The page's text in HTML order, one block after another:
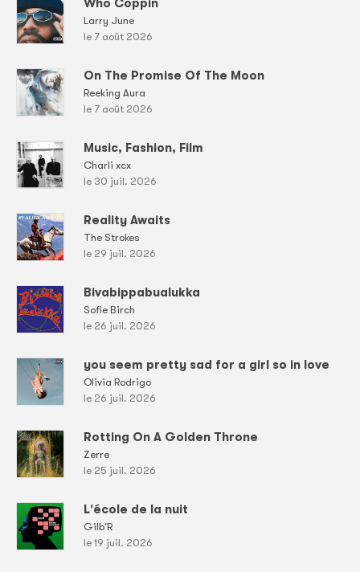
Who Coppin
Larry June
le 7 août 2026
On The Promise Of The Moon
Reeking Aura
le 7 août 2026
Music, Fashion, Film
Charli xcx
le 30 juil. 2026
Reality Awaits
The Strokes
le 29 juil. 2026
Bivabippabualukka
Sofie Birch
le 26 juil. 2026
you seem pretty sad for a girl so in love
Olivia Rodrigo
le 26 juil. 2026
Rotting On A Golden Throne
Zerre
le 25 juil. 2026
L'école de la nuit
Gilb'R
le 19 juil. 2026